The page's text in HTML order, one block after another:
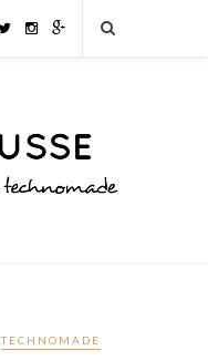
TECHNOMADE